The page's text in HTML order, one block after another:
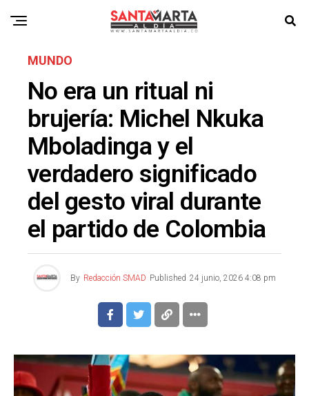
MUNDO
No era un ritual ni
brujería: Michel Nkuka
Mboladinga y el
verdadero significado
del gesto viral durante
el partido de Colombia
By Redacción SMAD Published 24 junio, 2026 4:08 pm